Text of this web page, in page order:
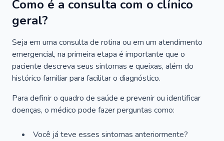
Como é a consulta com o clínico
geral?
Seja em uma consulta de rotina ou em um atendimento
emergencial, na primeira etapa é importante que o
paciente descreva seus sintomas e queixas, além do
histórico familiar para facilitar o diagnóstico.
Para definir o quadro de saúde e prevenir ou identificar
doenças, o médico pode fazer perguntas como:
Você já teve esses sintomas anteriormente?